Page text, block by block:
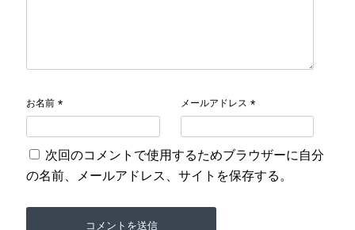
お名前 * メールアドレス *
次回のコメントで使用するためブラウザーに自分
の名前、メールアドレス、サイトを保存する。